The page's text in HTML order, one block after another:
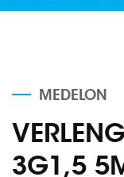
MEDELON
3G1,5